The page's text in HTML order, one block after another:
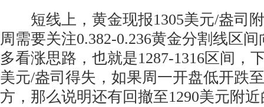
短线上，黄金现报1305美元/盎司
周需要关注0.382-0.236黄金分割线区
多看涨思路，也就是1287-1316区间，
美元/盎司得失，如果周一开盘低开跌
方，那么说明还有回撤至1290美元附